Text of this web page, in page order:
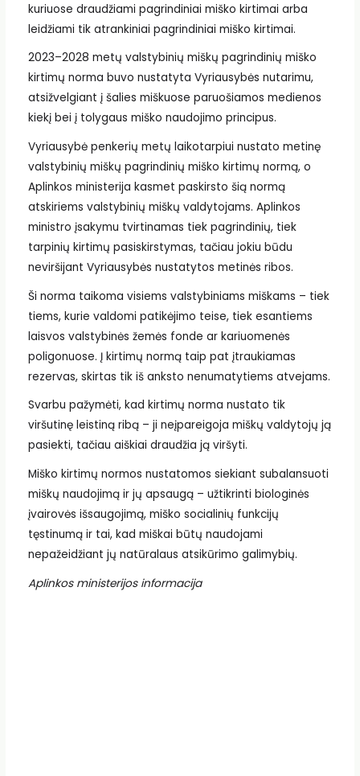
kuriuose draudžiami pagrindiniai miško kirtimai arba
leidžiami tik atrankiniai pagrindiniai miško kirtimai.
2023–2028 metų valstybinių miškų pagrindinių miško
kirtimų norma buvo nustatyta Vyriausybės nutarimu,
atsižvelgiant į šalies miškuose paruošiamos medienos
kiekį bei į tolygaus miško naudojimo principus.
Vyriausybė penkerių metų laikotarpiui nustato metinę
valstybinių miškų pagrindinių miško kirtimų normą, o
Aplinkos ministerija kasmet paskirsto šią normą
atskiriems valstybinių miškų valdytojams. Aplinkos
ministro įsakymu tvirtinamas tiek pagrindinių, tiek
tarpinių kirtimų pasiskirstymas, tačiau jokiu būdu
neviršijant Vyriausybės nustatytos metinės ribos.
Ši norma taikoma visiems valstybiniams miškams – tiek
tiems, kurie valdomi patikėjimo teise, tiek esantiems
laisvos valstybinės žemės fonde ar kariuomenės
poligonuose. Į kirtimų normą taip pat įtraukiamas
rezervas, skirtas tik iš anksto nenumatytiems atvejams.
Svarbu pažymėti, kad kirtimų norma nustato tik
viršutinę leistiną ribą – ji neįpareigoja miškų valdytojų ją
pasiekti, tačiau aiškiai draudžia ją viršyti.
Miško kirtimų normos nustatomos siekiant subalansuoti
miškų naudojimą ir jų apsaugą – užtikrinti biologinės
įvairovės išsaugojimą, miško socialinių funkcijų
tęstinumą ir tai, kad miškai būtų naudojami
nepažeidžiant jų natūralaus atsikūrimo galimybių.
Aplinkos ministerijos informacija